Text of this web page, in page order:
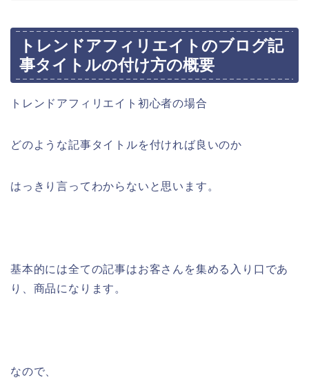
トレンドアフィリエイトのブログ記
事タイトルの付け方の概要
トレンドアフィリエイト初心者の場合
どのような記事タイトルを付ければ良いのか
はっきり言ってわからないと思います。
基本的には全ての記事はお客さんを集める入り口であ
り、商品になります。
なので、